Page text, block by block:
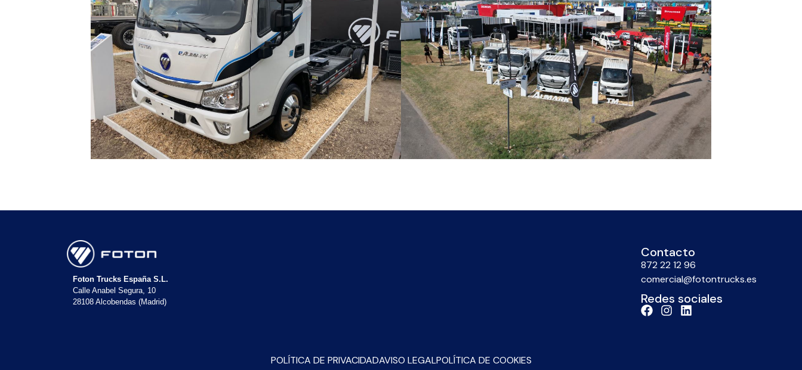
Foton Trucks España S.L.
Calle Anabel Segura, 10
28108 Alcobendas (Madrid)
Contacto
872 22 12 96
comercial@fotontrucks.es
Redes sociales
POLÍTICA DE PRIVACIDADAVISO LEGALPOLÍTICA DE COOKIES